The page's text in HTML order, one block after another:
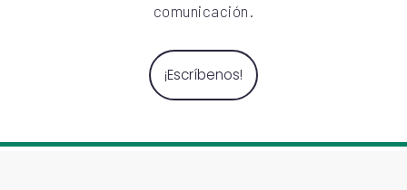
comunicación.
¡Escríbenos!